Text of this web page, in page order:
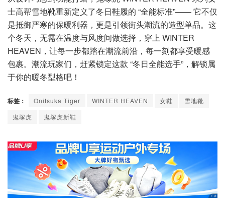
士高帮雪地靴重新定义了冬日鞋履的 “全能标准”—— 它不仅
是抵御严寒的保暖利器，更是引领街头潮流的造型单品。这
个冬天，无需在温度与风度间做选择，穿上 WINTER
HEAVEN，让每一步都踏在潮流前沿，每一刻都享受暖感
包裹。潮流玩家们，赶紧锁定这款 “冬日全能选手”，解锁属
于你的暖冬型格吧！
标签： Onitsuka Tiger WINTER HEAVEN 女鞋
雪地靴
鬼塚虎
鬼塚虎新鞋